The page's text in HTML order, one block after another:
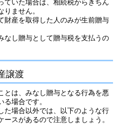
ていた場合は、相続税からきちん
ません。
財産を取得した人のみが生前贈与
なし贈与として贈与税を支払うの
譲渡
とは、みなし贈与となる行為を悪
場合です。
た場合以外では、以下のような行
スがあるので注意しましょう。